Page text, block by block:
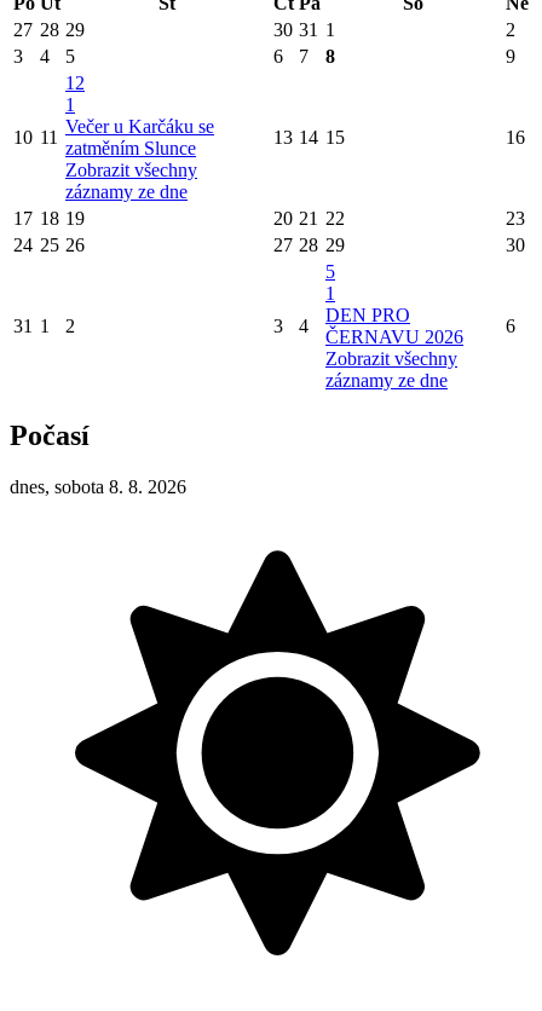
27 28 29 30 31 1
2
3
4 5 6 7 8 9
10 11
12
1
Večer u Karčáku se
zatměním Slunce
Zobrazit všechny
záznamy ze dne
13 14 15 16
17 18 19 20 21 22
23
24 25 26 27 28 29 30
31 1 2 3 4
5
1
DEN PRO
ČERNAVU 2026
Zobrazit všechny
záznamy ze dne
6
Počasí
dnes, sobota 8. 8. 2026